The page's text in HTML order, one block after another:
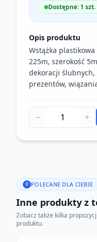
Dostępne: 1 szt.
Opis produktu
Wstążka plastikowa
225m, szerokość
dekoracji ślubnych,
prezentów,
− +
POLECANE DLA CIEBIE
Inne produkty z
Zobacz także kilka
produktu.